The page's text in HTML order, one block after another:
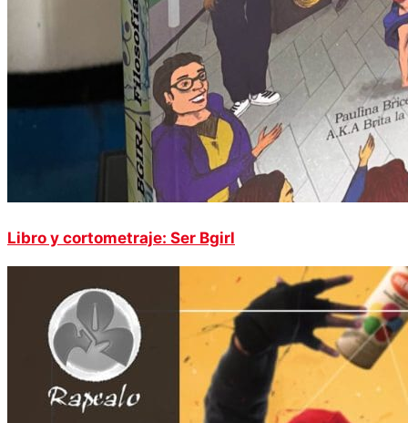
Libro y cortometraje: Ser Bgirl